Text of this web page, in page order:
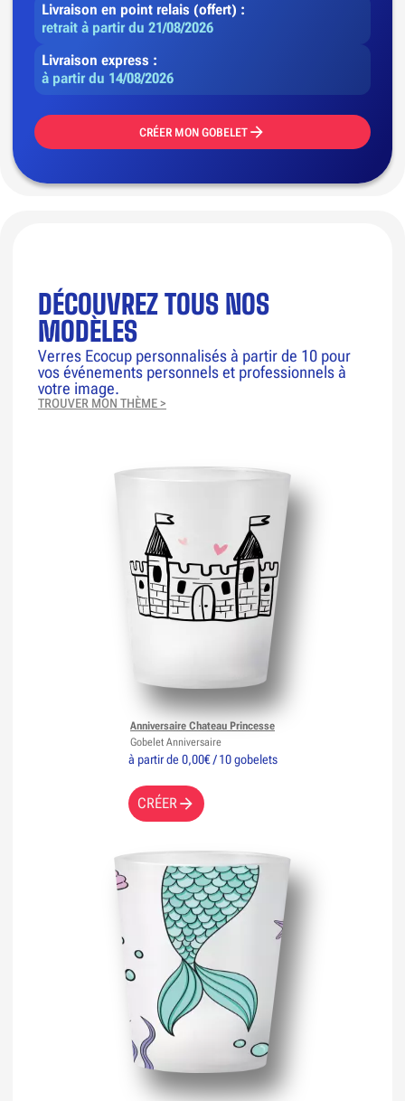
Livraison en point relais (offert) :
retrait à partir du 21/08/2026
Livraison express :
à partir du 14/08/2026
CRÉER MON GOBELET
DÉCOUVREZ TOUS NOS
MODÈLES
Verres Ecocup personnalisés à partir de 10 pour
vos événements personnels et professionnels à
votre image.
TROUVER MON THÈME >
à partir de 0,00€ / 10 gobelets
CRÉER
Anniversaire Chateau Princesse
Gobelet Anniversaire